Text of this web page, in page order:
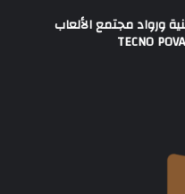
ورواد مجتمع الألعاب